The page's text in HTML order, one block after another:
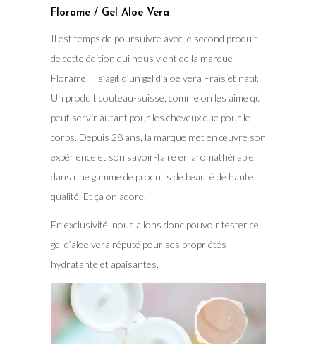
Florame / Gel Aloe Vera
Il est temps de poursuivre avec le second produit
de cette édition qui nous vient de la marque
Florame. Il s’agit d’un gel d’aloe vera Frais et natif.
Un produit couteau-suisse, comme on les aime qui
peut servir autant pour les cheveux que pour le
corps. Depuis 28 ans, la marque met en œuvre son
expérience et son savoir-faire en aromathérapie,
dans une gamme de produits de beauté de haute
qualité. Et ça on adore.
En exclusivité, nous allons donc pouvoir tester ce
gel d’aloe vera réputé pour ses propriétés
hydratante et apaisantes.